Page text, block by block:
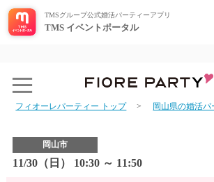
TMSグループ公式婚活パーティーアプリ
TMS イベントポータル
フィオーレパーティー トップ 岡山県の婚活
岡山市
11/30（日） 10:30 ～ 11:50